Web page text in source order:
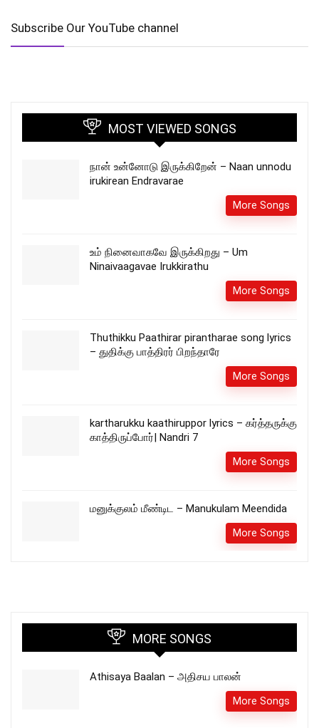
Subscribe Our YouTube channel
MOST VIEWED SONGS
நான் உன்னோடு இருக்கிறேன் – Naan unnodu
irukirean Endravarae
More Songs
உம் நினைவாகவே இருக்கிறது – Um
Ninaivaagavae Irukkirathu
More Songs
Thuthikku Paathirar pirantharae song lyrics
– துதிக்கு பாத்திரர் பிறந்தாரே
More Songs
kartharukku kaathiruppor lyrics – கர்த்தருக்கு
காத்திருப்போர்| Nandri 7
More Songs
மனுக்குலம் மீண்டிட – Manukulam Meendida
More Songs
MORE SONGS
Athisaya Baalan – அதிசய பாலன்
More Songs